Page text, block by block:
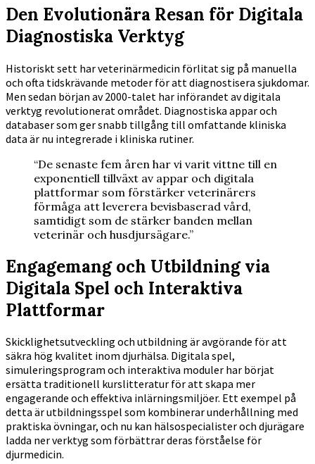
Den Evolutionära Resan för Digitala
Diagnostiska Verktyg
Historiskt sett har veterinärmedicin förlitat sig på manuella
och ofta tidskrävande metoder för att diagnostisera sjukdomar.
Men sedan början av 2000-talet har införandet av digitala
verktyg revolutionerat området. Diagnostiska appar och
databaser som ger snabb tillgång till omfattande kliniska
data är nu integrerade i kliniska rutiner.
“De senaste fem åren har vi varit vittne till en
exponentiell tillväxt av appar och digitala
plattformar som förstärker veterinärers
förmåga att leverera bevisbaserad vård,
samtidigt som de stärker banden mellan
veterinär och husdjursägare.”
Engagemang och Utbildning via
Digitala Spel och Interaktiva
Plattformar
Skicklighetsutveckling och utbildning är avgörande för att
säkra hög kvalitet inom djurhälsa. Digitala spel,
simuleringsprogram och interaktiva moduler har börjat
ersätta traditionell kurslitteratur för att skapa mer
engagerande och effektiva inlärningsmiljöer. Ett exempel på
detta är utbildningsspel som kombinerar underhållning med
praktiska övningar, och nu kan hälsospecialister och djurägare
ladda ner verktyg som förbättrar deras förståelse för
djurmedicin.